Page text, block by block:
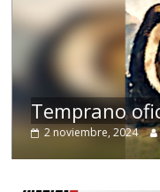
Temprano
2 noviembre, 2024